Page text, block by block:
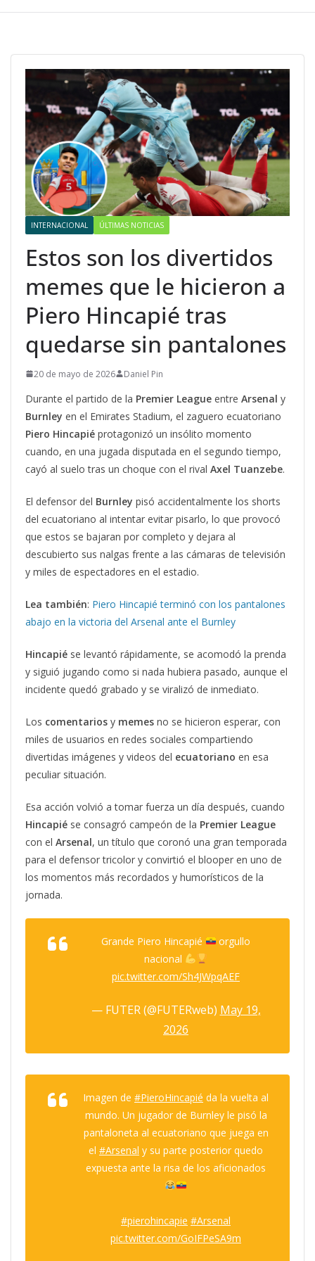
INTERNACIONAL ÚLTIMAS NOTICIAS
Estos son los divertidos
memes que le hicieron a
Piero Hincapié tras
quedarse sin pantalones
20 de mayo de 2026 Daniel Pin
Durante el partido de la Premier League entre Arsenal y
Burnley en el Emirates Stadium, el zaguero ecuatoriano
Piero Hincapié protagonizó un insólito momento
cuando, en una jugada disputada en el segundo tiempo,
cayó al suelo tras un choque con el rival Axel Tuanzebe.
El defensor del Burnley pisó accidentalmente los shorts
del ecuatoriano al intentar evitar pisarlo, lo que provocó
que estos se bajaran por completo y dejara al
descubierto sus nalgas frente a las cámaras de televisión
y miles de espectadores en el estadio.
Lea también: Piero Hincapié terminó con los pantalones
abajo en la victoria del Arsenal ante el Burnley
Hincapié se levantó rápidamente, se acomodó la prenda
y siguió jugando como si nada hubiera pasado, aunque el
incidente quedó grabado y se viralizó de inmediato.
Los comentarios y memes no se hicieron esperar, con
miles de usuarios en redes sociales compartiendo
divertidas imágenes y videos del ecuatoriano en esa
peculiar situación.
Esa acción volvió a tomar fuerza un día después, cuando
Hincapié se consagró campeón de la Premier League
con el Arsenal, un título que coronó una gran temporada
para el defensor tricolor y convirtió el blooper en uno de
los momentos más recordados y humorísticos de la
jornada.
Grande Piero Hincapié
orgullo
nacional
pic.twitter.com/Sh4JWpqAEF
— FUTER (@FUTERweb) May 19,
2026
Imagen de #PieroHincapié da la vuelta al
mundo. Un jugador de Burnley le pisó la
pantaloneta al ecuatoriano que juega en
el #Arsenal y su parte posterior quedo
expuesta ante la risa de los aficionados
#pierohincapie #Arsenal
pic.twitter.com/GoIFPeSA9m